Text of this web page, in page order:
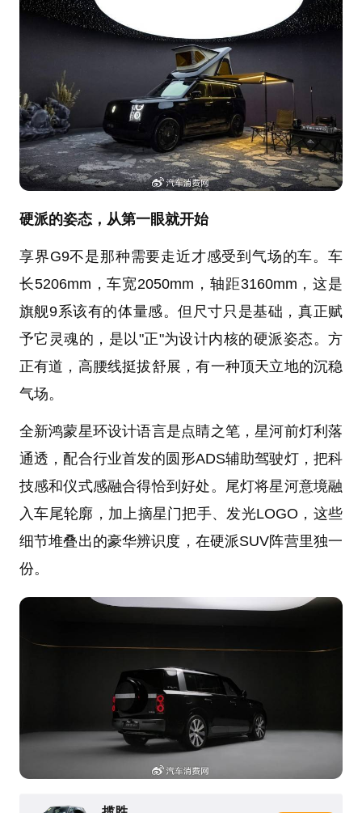
硬派的姿态，从第一眼就开始
享界G9不是那种需要走近才感受到气场的车。车
长5206mm，车宽2050mm，轴距3160mm，这是
旗舰9系该有的体量感。但尺寸只是基础，真正赋
予它灵魂的，是以"正"为设计内核的硬派姿态。方
正有道，高腰线挺拔舒展，有一种顶天立地的沉稳
气场。
全新鸿蒙星环设计语言是点睛之笔，星河前灯利落
通透，配合行业首发的圆形ADS辅助驾驶灯，把科
技感和仪式感融合得恰到好处。尾灯将星河意境融
入车尾轮廓，加上摘星门把手、发光LOGO，这些
细节堆叠出的豪华辨识度，在硬派SUV阵营里独一
份。